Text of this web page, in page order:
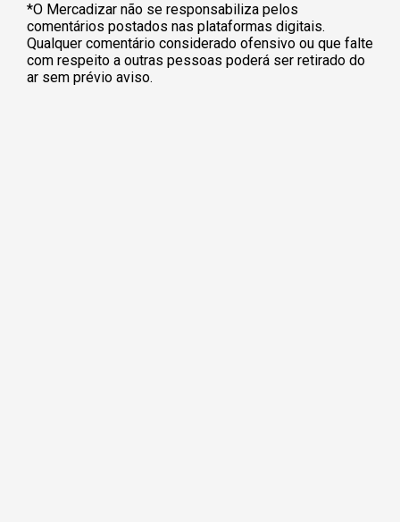
*O Mercadizar não se responsabiliza pelos
comentários postados nas plataformas digitais.
Qualquer comentário considerado ofensivo ou que falte
com respeito a outras pessoas poderá ser retirado do
ar sem prévio aviso.